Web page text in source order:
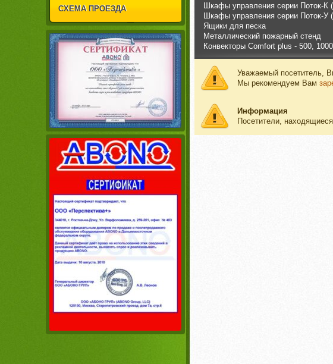
СХЕМА ПРОЕЗДА
Шкафы управления серии Поток-К
Шкафы управления серии Поток-У
Ящики для песка
Металлический пожарный стенд
Конвекторы Comfort plus - 500,
Уважаемый посетитель,
Мы рекомендуем Вам
Информация
Посетители,